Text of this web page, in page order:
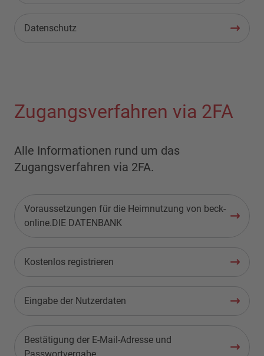
Datenschutz
Zugangsverfahren via 2FA
Alle Informationen rund um das
Zugangsverfahren via 2FA.
Voraussetzungen für die Heimnutzung von beck-
online.DIE DATENBANK
Kostenlos registrieren
Eingabe der Nutzerdaten
Bestätigung der E-Mail-Adresse und